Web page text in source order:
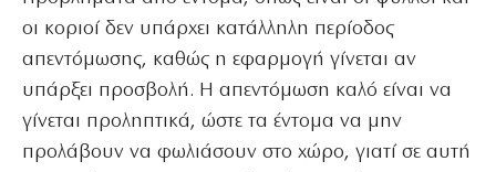
οι κοριοί δεν υπάρχει κατάλληλη περίοδος
απεντόμωσης, καθώς η εφαρμογή γίνεται αν
υπάρξει προσβολή. Η απεντόμωση καλό είναι να
γίνεται προληπτικά, ώστε τα έντομα να μην
προλάβουν να φωλιάσουν στο χώρο, γιατί σε αυτή